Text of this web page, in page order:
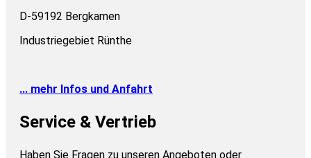
D-59192 Bergkamen
Industriegebiet Rünthe
... mehr Infos und Anfahrt
Service & Vertrieb
Haben Sie Fragen zu unseren Angeboten oder